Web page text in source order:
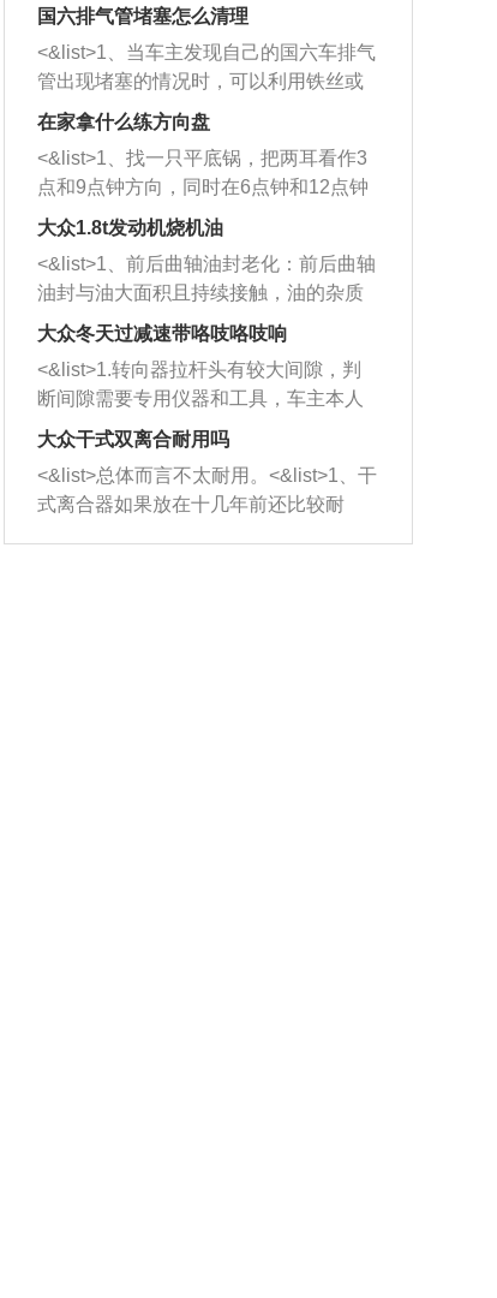
牌，但是中高低端的轮胎都有生产，这
也是为了更好的开拓市场。
国六排气管堵塞怎么清理
<&list>1、当车主发现自己的国六车排气
管出现堵塞的情况时，可以利用铁丝或
者是细棍，直接将杂物给取出来，如果
堵塞情况比较严重，也可以采取应急措
施。 <&list>2、直接利用木棍将所有的
杂物推到排气管里面的位置处，然后将
三元催化器拆解开，就可以将堵塞的东
西取出来。但如果是因为积碳过多引起
的堵塞，就需要将三元催化器泡在草酸
洗剂对堵塞的情况得到解决，将清洗剂
放在燃油箱中，与燃油混合后，车辆启
动时，就可以和汽油一起进入到燃烧
室，最后形成废气排出，就可以让三元
催化器得到清洗，排气管堵塞的情况就
能够得到解决。
在家拿什么练方向盘
<&list>1、找一只平底锅，把两耳看作3
点和9点钟方向，同时在6点钟和12点钟
方向做一个标记。 <&list>2、双手握住
一圈半的练习，往右同样也要打相同的
圈数。 <&list>3、最后强调要反复练
习，这样就可以形成肌肉记忆，在真实
驾驶车辆时，不需要记忆也能打好方
向。
大众1.8t发动机烧机油
<&list>1、前后曲轴油封老化：前后曲轴
油封与油大面积且持续接触，油的杂质
和发动机内持续温度变化使其密封效果
逐渐减弱，导致渗油或漏油。<&list>2、
活塞间隙过大：积碳会使活塞环与缸体
的间隙扩大，导致机油流入燃烧室中，
造成烧机油。<&list>3、机油粘度。使用
机油粘度过小的话，同样会有烧机油现
象，机油粘度过小具有很好的流动性，
大众冬天过减速带咯吱咯吱响
<&list>1.转向器拉杆头有较大间隙，判
断间隙需要专用仪器和工具，车主本人
无法制作，需要将车辆送到修理厂或4s
店；<&list>2.车辆半轴套管防尘罩破
裂，破裂后会出现漏油现象，使半轴磨
损严重，磨损的半轴容易损坏，产生异
响；<&list>3.稳定器的转向胶套和球头
大众干式双离合耐用吗
<&list>总体而言不太耐用。<&list>1、干
式离合器如果放在十几年前还比较耐